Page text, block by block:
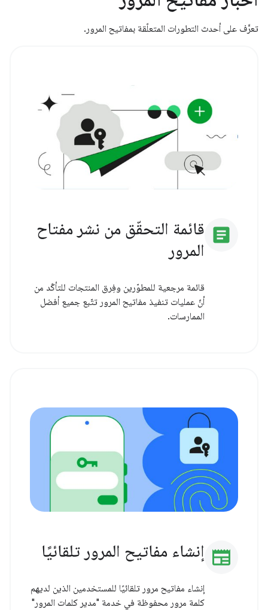
تعرَّف على أحدث التطورات المتعلّقة بمفاتيح المرور.
article قائمة التحقّق من نشر مفتاح
المرور
قائمة مرجعية للمطوّرين وفِرق المنتجات للتأكّد من
أنّ عمليات تنفيذ مفاتيح المرور تتّبع جميع أفضل
الممارسات.
newspaper إنشاء مفاتيح المرور تلقائيًا
إنشاء مفاتيح مرور تلقائيًا للمستخدمين الذين لديهم
كلمة مرور محفوظة في خدمة "مدير كلمات المرور"